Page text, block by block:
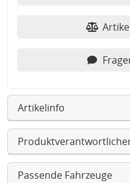
Artikelinfo
Passende Fahrzeuge